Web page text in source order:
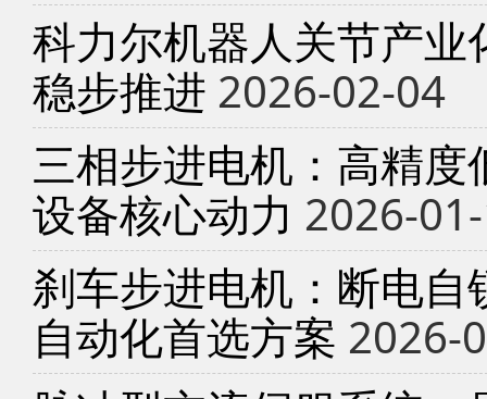
科力尔机器人关节产
稳步推进 2026-02-04
三相步进电机：高精
设备核心动力 2026-
刹车步进电机：断电
自动化首选方案 2026-